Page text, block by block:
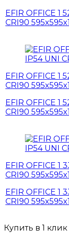
EFIR OFFICE 1
CRI90
EFIR OFFICE 1
CRI90
EFIR OFFICE 1
CRI90
EFIR OFFICE 1
CRI90
EFIR OFFICE 1
CRI90
Купить в 1 клик